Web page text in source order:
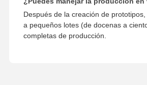
Después de la creación de
a pequeños lotes (de docenas a
completas de producción.